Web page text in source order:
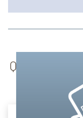
Queste sono